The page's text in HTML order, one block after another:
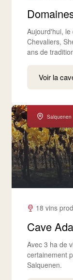
Aujourd'hui,
Chevaliers,
ans de
Voir la
Salquenen
18 vins
Cave
Avec 3 ha de
certainement
Salquenen.